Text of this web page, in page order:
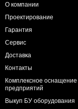
О компании
Проектирование
Гарантия
Сервис
Доставка
Контакты
Комплексное оснащение
предприятий
Выкуп БУ оборудования